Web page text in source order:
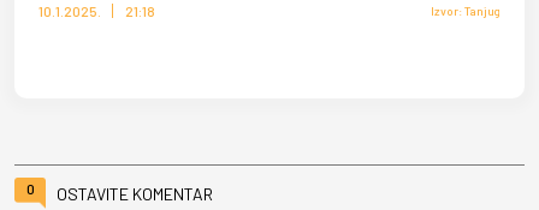
10.1.2025. 21:18 Izvor: Tanjug
0 OSTAVITE KOMENTAR